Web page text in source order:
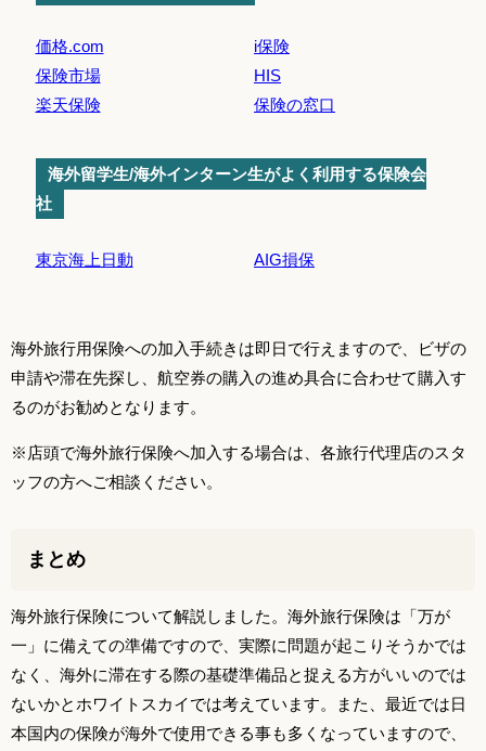
価格.com
保険市場
楽天保険
i保険
HIS
保険の窓口
海外留学生/海外インターン生がよく利用する保険会
社
東京海上日動 AIG損保
海外旅行用保険への加入手続きは即日で行えますので、ビザの
申請や滞在先探し、航空券の購入の進め具合に合わせて購入す
るのがお勧めとなります。
※店頭で海外旅行保険へ加入する場合は、各旅行代理店のスタ
ッフの方へご相談ください。
まとめ
海外旅行保険について解説しました。海外旅行保険は「万が
一」に備えての準備ですので、実際に問題が起こりそうかでは
なく、海外に滞在する際の基礎準備品と捉える方がいいのでは
ないかとホワイトスカイでは考えています。また、最近では日
本国内の保険が海外で使用できる事も多くなっていますので、